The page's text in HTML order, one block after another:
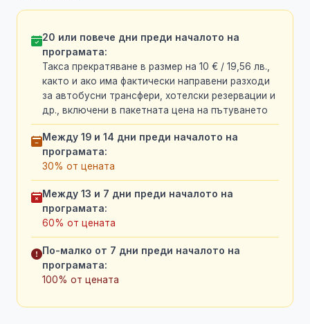
20 или повече дни преди началото на
програмата:
Такса прекратяване в размер на 10 € / 19,56 лв.,
както и ако има фактически направени разходи
за автобусни трансфери, хотелски резервации и
др., включени в пакетната цена на пътуването
Между 19 и 14 дни преди началото на
програмата:
30% от цената
Между 13 и 7 дни преди началото на
програмата:
60% от цената
По-малко от 7 дни преди началото на
програмата:
100% от цената